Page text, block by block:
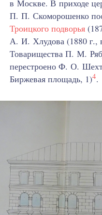
в Москве. В приходе
П. П. Скоморошенко
Троицкого подворья
А. И. Хлудова (1880 г.,
Товарищества П. М.
перестроено Ф. О.
Биржевая площадь, 1)4.